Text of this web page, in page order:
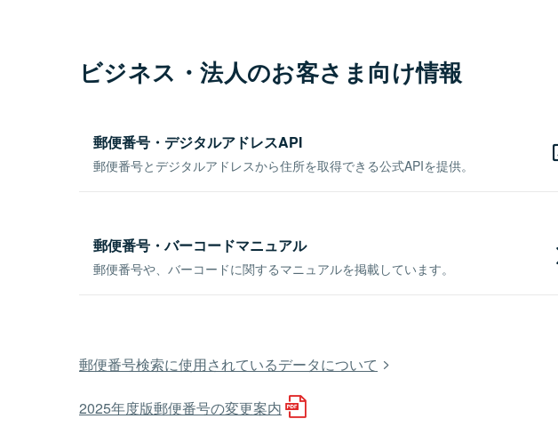
ビジネス・法人のお客さま向け情報
郵便番号・デジタルアドレスAPI
郵便番号とデジタルアドレスから住所を取得できる公式APIを提供。
郵便番号・バーコードマニュアル
郵便番号や、バーコードに関するマニュアルを掲載しています。
郵便番号検索に使用されているデータについて
2025年度版郵便番号の変更案内